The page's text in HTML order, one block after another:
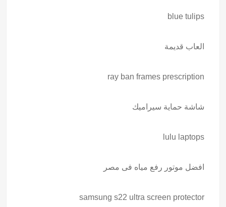
blue tulips
العاب قديمة
ray ban frames prescription
شاشة حماية سيراميك
lulu laptops
افضل موتور رفع مياه فى مصر
samsung s22 ultra screen protector